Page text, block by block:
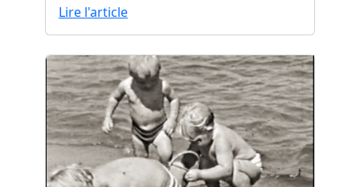
Lire l'article